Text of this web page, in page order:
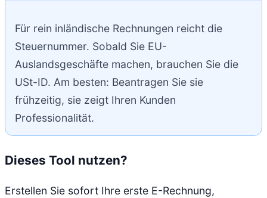
Für rein inländische Rechnungen reicht die
Steuernummer. Sobald Sie EU-
Auslandsgeschäfte machen, brauchen Sie die
USt-ID. Am besten: Beantragen Sie sie
frühzeitig, sie zeigt Ihren Kunden
Professionalität.
Dieses Tool nutzen?
Erstellen Sie sofort Ihre erste E-Rechnung,